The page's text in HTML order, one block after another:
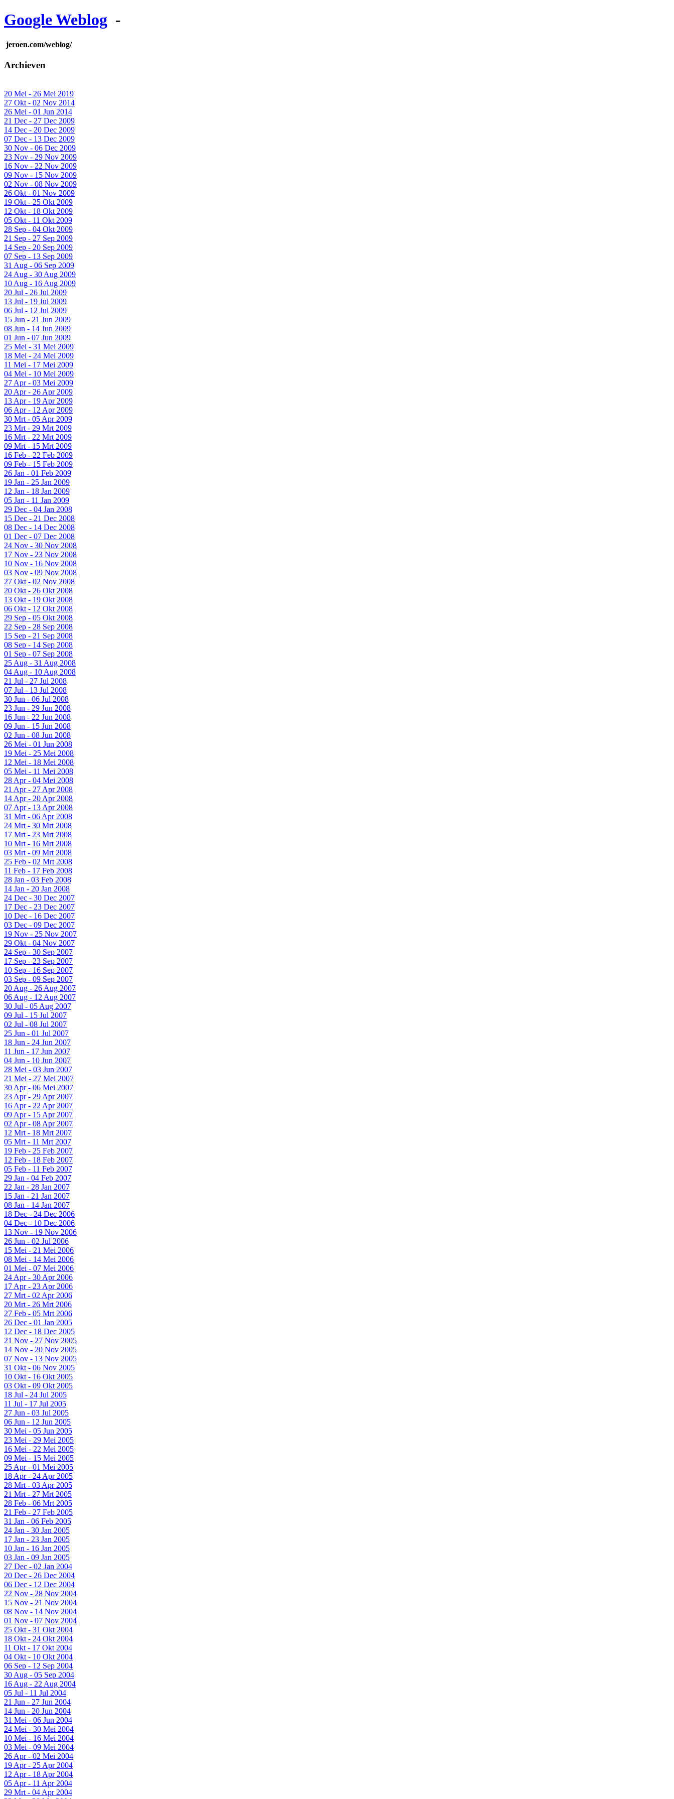
Google Weblog -
jeroen.com/weblog/
Archieven
20 Mei - 26 Mei 2019
27 Okt - 02 Nov 2014
26 Mei - 01 Jun 2014
21 Dec - 27 Dec 2009
14 Dec - 20 Dec 2009
07 Dec - 13 Dec 2009
30 Nov - 06 Dec 2009
23 Nov - 29 Nov 2009
16 Nov - 22 Nov 2009
09 Nov - 15 Nov 2009
02 Nov - 08 Nov 2009
26 Okt - 01 Nov 2009
19 Okt - 25 Okt 2009
12 Okt - 18 Okt 2009
05 Okt - 11 Okt 2009
28 Sep - 04 Okt 2009
21 Sep - 27 Sep 2009
14 Sep - 20 Sep 2009
07 Sep - 13 Sep 2009
31 Aug - 06 Sep 2009
24 Aug - 30 Aug 2009
10 Aug - 16 Aug 2009
20 Jul - 26 Jul 2009
13 Jul - 19 Jul 2009
06 Jul - 12 Jul 2009
15 Jun - 21 Jun 2009
08 Jun - 14 Jun 2009
01 Jun - 07 Jun 2009
25 Mei - 31 Mei 2009
18 Mei - 24 Mei 2009
11 Mei - 17 Mei 2009
04 Mei - 10 Mei 2009
27 Apr - 03 Mei 2009
20 Apr - 26 Apr 2009
13 Apr - 19 Apr 2009
06 Apr - 12 Apr 2009
30 Mrt - 05 Apr 2009
23 Mrt - 29 Mrt 2009
16 Mrt - 22 Mrt 2009
09 Mrt - 15 Mrt 2009
16 Feb - 22 Feb 2009
09 Feb - 15 Feb 2009
26 Jan - 01 Feb 2009
19 Jan - 25 Jan 2009
12 Jan - 18 Jan 2009
05 Jan - 11 Jan 2009
29 Dec - 04 Jan 2008
15 Dec - 21 Dec 2008
08 Dec - 14 Dec 2008
01 Dec - 07 Dec 2008
24 Nov - 30 Nov 2008
17 Nov - 23 Nov 2008
10 Nov - 16 Nov 2008
03 Nov - 09 Nov 2008
27 Okt - 02 Nov 2008
20 Okt - 26 Okt 2008
13 Okt - 19 Okt 2008
06 Okt - 12 Okt 2008
29 Sep - 05 Okt 2008
22 Sep - 28 Sep 2008
15 Sep - 21 Sep 2008
08 Sep - 14 Sep 2008
01 Sep - 07 Sep 2008
25 Aug - 31 Aug 2008
04 Aug - 10 Aug 2008
21 Jul - 27 Jul 2008
07 Jul - 13 Jul 2008
30 Jun - 06 Jul 2008
23 Jun - 29 Jun 2008
16 Jun - 22 Jun 2008
09 Jun - 15 Jun 2008
02 Jun - 08 Jun 2008
26 Mei - 01 Jun 2008
19 Mei - 25 Mei 2008
12 Mei - 18 Mei 2008
05 Mei - 11 Mei 2008
28 Apr - 04 Mei 2008
21 Apr - 27 Apr 2008
14 Apr - 20 Apr 2008
07 Apr - 13 Apr 2008
31 Mrt - 06 Apr 2008
24 Mrt - 30 Mrt 2008
17 Mrt - 23 Mrt 2008
10 Mrt - 16 Mrt 2008
03 Mrt - 09 Mrt 2008
25 Feb - 02 Mrt 2008
11 Feb - 17 Feb 2008
28 Jan - 03 Feb 2008
14 Jan - 20 Jan 2008
24 Dec - 30 Dec 2007
17 Dec - 23 Dec 2007
10 Dec - 16 Dec 2007
03 Dec - 09 Dec 2007
19 Nov - 25 Nov 2007
29 Okt - 04 Nov 2007
24 Sep - 30 Sep 2007
17 Sep - 23 Sep 2007
10 Sep - 16 Sep 2007
03 Sep - 09 Sep 2007
20 Aug - 26 Aug 2007
06 Aug - 12 Aug 2007
30 Jul - 05 Aug 2007
09 Jul - 15 Jul 2007
02 Jul - 08 Jul 2007
25 Jun - 01 Jul 2007
18 Jun - 24 Jun 2007
11 Jun - 17 Jun 2007
04 Jun - 10 Jun 2007
28 Mei - 03 Jun 2007
21 Mei - 27 Mei 2007
30 Apr - 06 Mei 2007
23 Apr - 29 Apr 2007
16 Apr - 22 Apr 2007
09 Apr - 15 Apr 2007
02 Apr - 08 Apr 2007
12 Mrt - 18 Mrt 2007
05 Mrt - 11 Mrt 2007
19 Feb - 25 Feb 2007
12 Feb - 18 Feb 2007
05 Feb - 11 Feb 2007
29 Jan - 04 Feb 2007
22 Jan - 28 Jan 2007
15 Jan - 21 Jan 2007
08 Jan - 14 Jan 2007
18 Dec - 24 Dec 2006
04 Dec - 10 Dec 2006
13 Nov - 19 Nov 2006
26 Jun - 02 Jul 2006
15 Mei - 21 Mei 2006
08 Mei - 14 Mei 2006
01 Mei - 07 Mei 2006
24 Apr - 30 Apr 2006
17 Apr - 23 Apr 2006
27 Mrt - 02 Apr 2006
20 Mrt - 26 Mrt 2006
27 Feb - 05 Mrt 2006
26 Dec - 01 Jan 2005
12 Dec - 18 Dec 2005
21 Nov - 27 Nov 2005
14 Nov - 20 Nov 2005
07 Nov - 13 Nov 2005
31 Okt - 06 Nov 2005
10 Okt - 16 Okt 2005
03 Okt - 09 Okt 2005
18 Jul - 24 Jul 2005
11 Jul - 17 Jul 2005
27 Jun - 03 Jul 2005
06 Jun - 12 Jun 2005
30 Mei - 05 Jun 2005
23 Mei - 29 Mei 2005
16 Mei - 22 Mei 2005
09 Mei - 15 Mei 2005
25 Apr - 01 Mei 2005
18 Apr - 24 Apr 2005
28 Mrt - 03 Apr 2005
21 Mrt - 27 Mrt 2005
28 Feb - 06 Mrt 2005
21 Feb - 27 Feb 2005
31 Jan - 06 Feb 2005
24 Jan - 30 Jan 2005
17 Jan - 23 Jan 2005
10 Jan - 16 Jan 2005
03 Jan - 09 Jan 2005
27 Dec - 02 Jan 2004
20 Dec - 26 Dec 2004
06 Dec - 12 Dec 2004
22 Nov - 28 Nov 2004
15 Nov - 21 Nov 2004
08 Nov - 14 Nov 2004
01 Nov - 07 Nov 2004
25 Okt - 31 Okt 2004
18 Okt - 24 Okt 2004
11 Okt - 17 Okt 2004
04 Okt - 10 Okt 2004
06 Sep - 12 Sep 2004
30 Aug - 05 Sep 2004
16 Aug - 22 Aug 2004
05 Jul - 11 Jul 2004
21 Jun - 27 Jun 2004
14 Jun - 20 Jun 2004
31 Mei - 06 Jun 2004
24 Mei - 30 Mei 2004
10 Mei - 16 Mei 2004
03 Mei - 09 Mei 2004
26 Apr - 02 Mei 2004
19 Apr - 25 Apr 2004
12 Apr - 18 Apr 2004
05 Apr - 11 Apr 2004
29 Mrt - 04 Apr 2004